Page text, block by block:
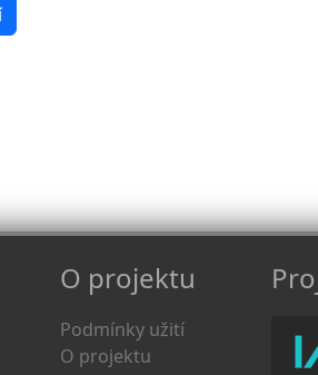
O projektu
Podmínky užití
O projektu